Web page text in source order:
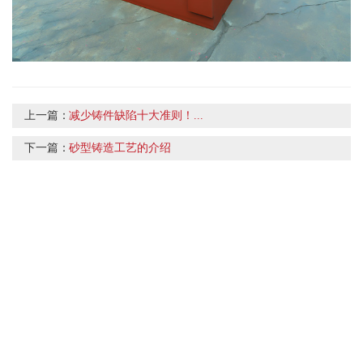
上一篇：减少铸件缺陷十大准则！...
下一篇：砂型铸造工艺的介绍